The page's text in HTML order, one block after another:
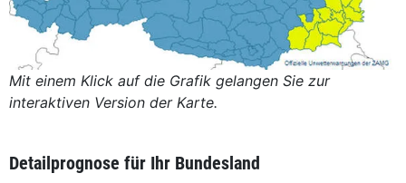
Mit einem Klick auf die Grafik gelangen Sie zur
interaktiven Version der Karte.
Detailprognose für Ihr Bundesland